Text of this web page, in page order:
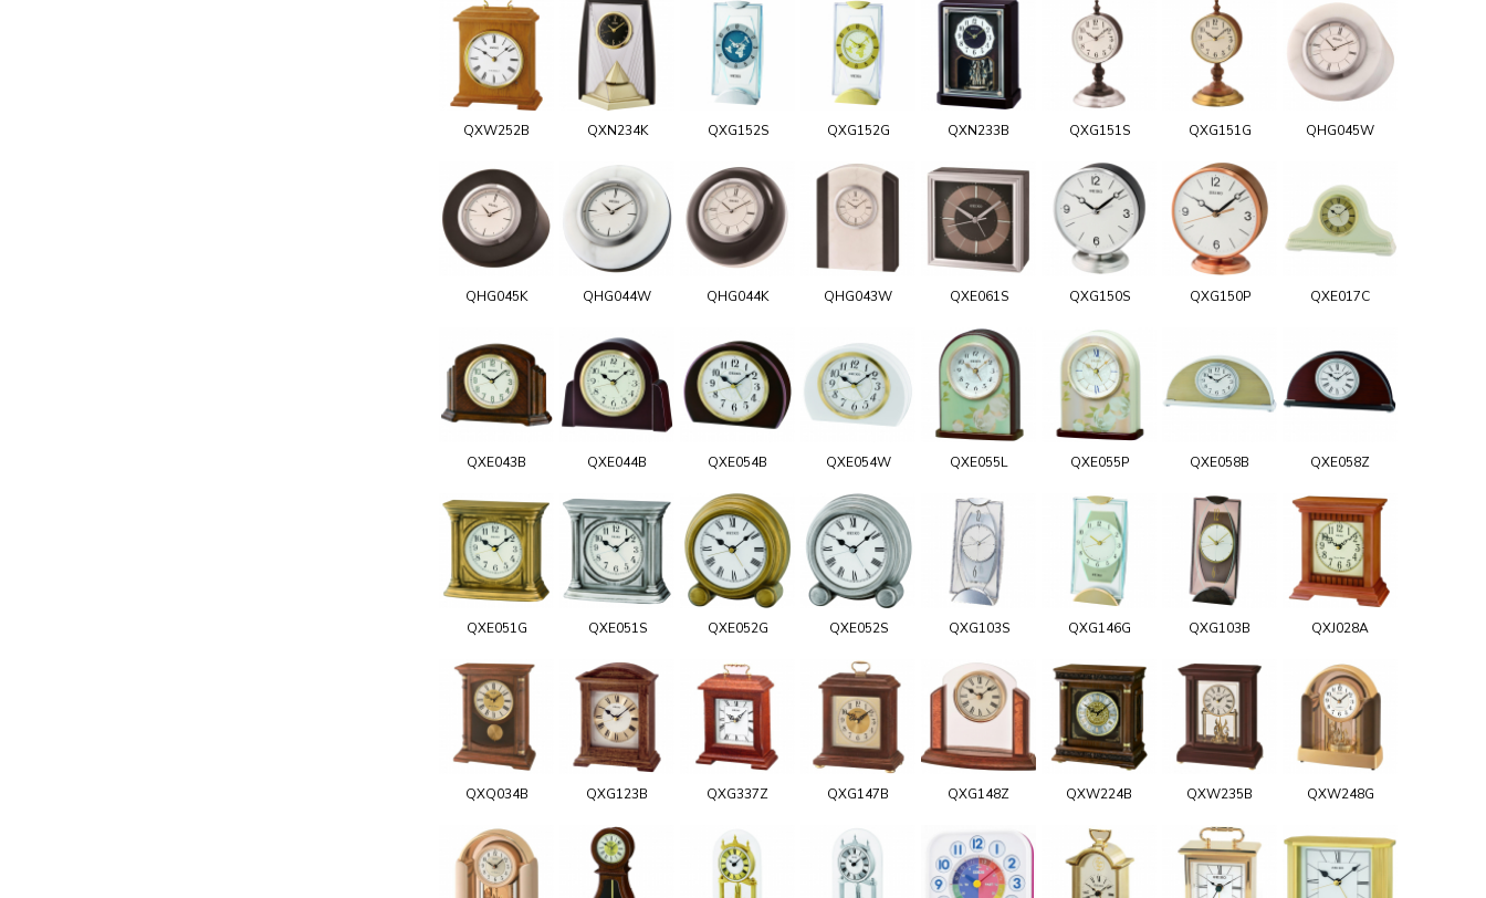
QXW252B QXN234K QXG152S QXG152G QXN233B QXG151S QXG151G QHG045W
QHG045K QHG044W QHG044K QHG043W QXE061S QXG150S QXG150P QXE017C
QXE043B QXE044B QXE054B QXE054W QXE055L QXE055P QXE058B QXE058Z
QXE051G QXE051S QXE052G QXE052S QXG103S QXG146G QXG103B QXJ028A
QXQ034B QXG123B QXG337Z QXG147B QXG148Z QXW224B QXW235B QXW248G